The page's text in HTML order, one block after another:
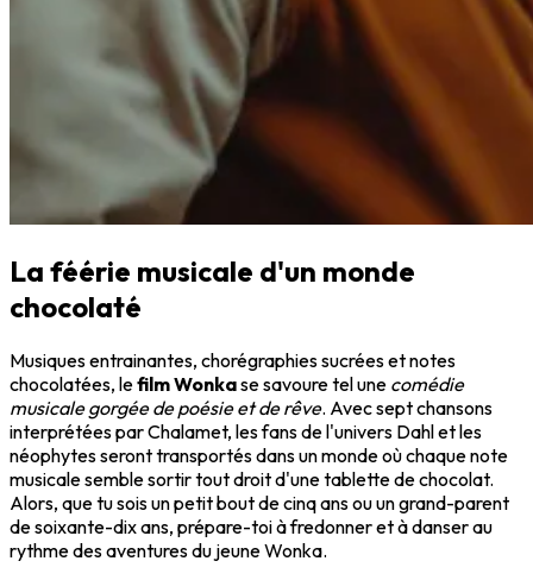
La féérie musicale d'un monde
chocolaté
Musiques entrainantes, chorégraphies sucrées et notes
chocolatées, lefilm Wonkase savoure tel une comédie
musicale gorgée de poésie et de rêve. Avec sept chansons
interprétées par Chalamet, les fans de l'univers Dahl et les
néophytes seront transportés dans un monde où chaque note
musicale semble sortir tout droit d'une tablette de chocolat.
Alors, que tu sois un petit bout de cinq ans ou un grand-parent
de soixante-dix ans, prépare-toi à fredonner et à danser au
rythme des aventures du jeune Wonka.